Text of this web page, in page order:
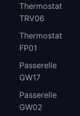
Thermostat
TRV06
Thermostat
FP01
Passerelle
GW17
Passerelle
GW02